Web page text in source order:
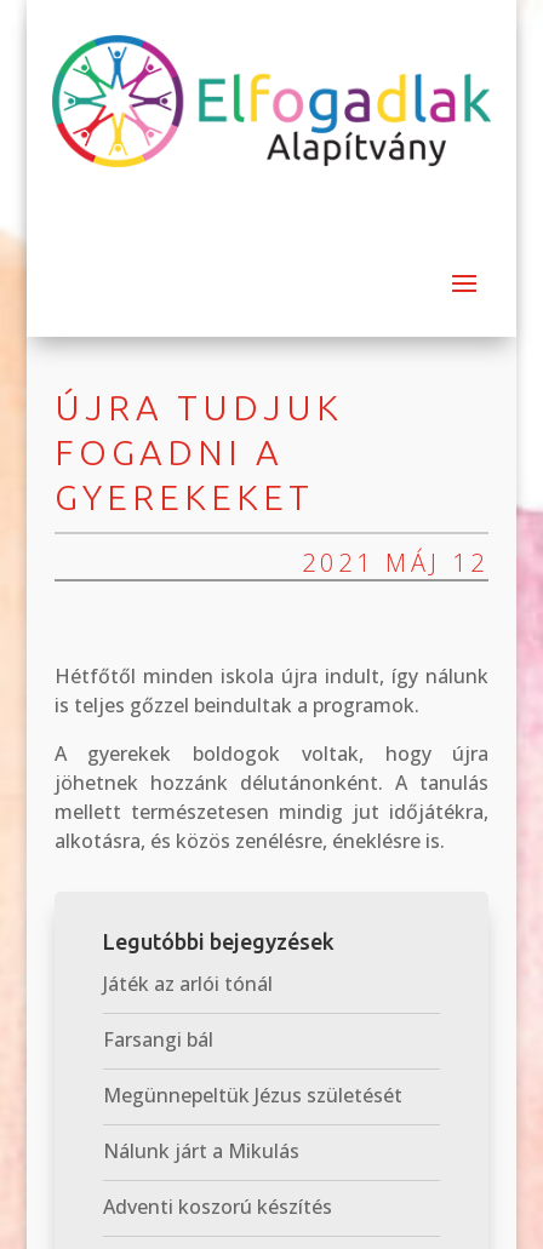
ÚJRA TUDJUK
FOGADNI A
GYEREKEKET
2021 MÁJ 12
Hétfőtől minden iskola újra indult, így nálunk
is teljes gőzzel beindultak a programok.
A gyerekek boldogok voltak, hogy újra
jöhetnek hozzánk délutánonként. A tanulás
mellett természetesen mindig jut időjátékra,
alkotásra, és közös zenélésre, éneklésre is.
Legutóbbi bejegyzések
Játék az arlói tónál
Farsangi bál
Megünnepeltük Jézus születését
Nálunk járt a Mikulás
Adventi koszorú készítés